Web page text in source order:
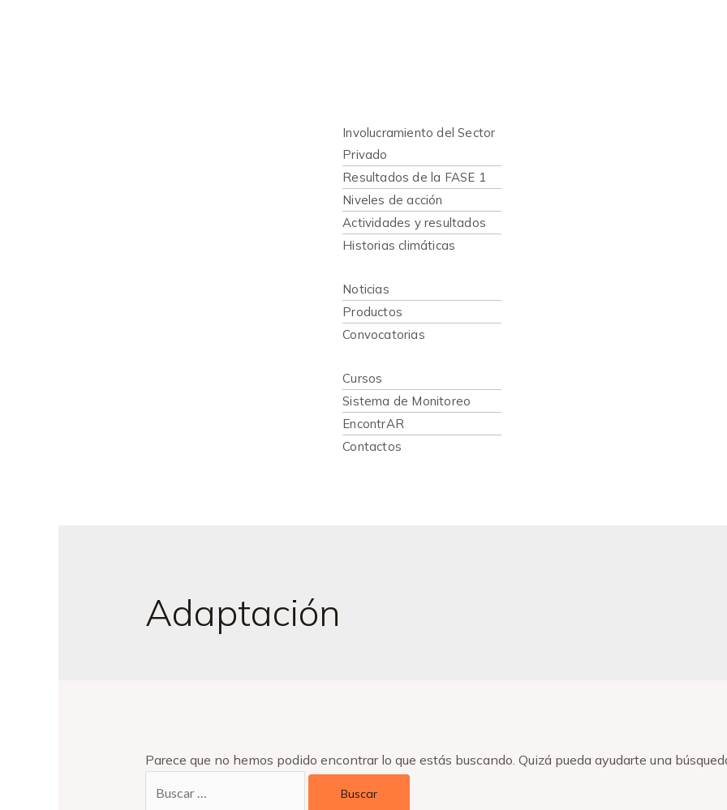
Involucramiento del Sector
Privado
Resultados de la FASE 1
Niveles de acción
Actividades y resultados
Historias climáticas
Noticias
Productos
Convocatorias
Cursos
Sistema de Monitoreo
EncontrAR
Contactos
Adaptación
Parece que no hemos podido encontrar lo que estás buscando. Quizá pueda ayudarte una